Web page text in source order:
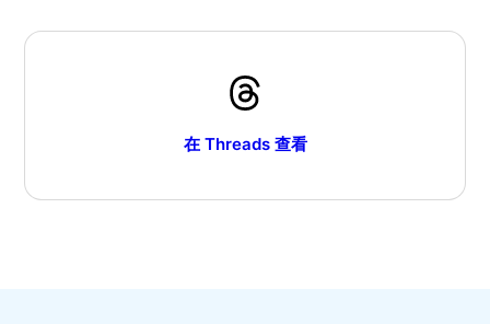
在 Threads 查看